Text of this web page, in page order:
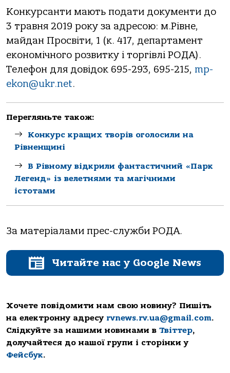
Конкурсанти мають подати документи до
3 травня 2019 року за адресою: м.Рівне,
майдан Просвіти, 1 (к. 417, департамент
економічного розвитку і торгівлі РОДА).
Телефон для довідок 695-293, 695-215, mp-
ekon@ukr.net.
Перегляньте також:
Конкурс кращих творів оголосили на
Рівненщині
В Рівному відкрили фантастичний «Парк
Легенд» із велетнями та магічними
істотами
За матеріалами прес-служби РОДА.
Читайте нас у Google News
Хочете повідомити нам свою новину? Пишіть
на електронну адресу rvnews.rv.ua@gmail.com.
Слідкуйте за нашими новинами в Твіттер,
долучайтеся до нашої групи і сторінки у
Фейсбук.